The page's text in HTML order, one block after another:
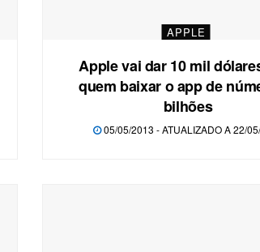
APPLE
Apple vai dar 10 mil
quem baixar o app de
bilhões
05/05/2013 - ATUALIZADO A 22/